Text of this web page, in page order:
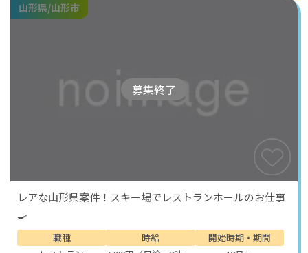
募集終了
山形県/山形市
レアな山形県案件！スキー場でレストランホールのお仕事
🍳
職種
時給
開始時期・期間